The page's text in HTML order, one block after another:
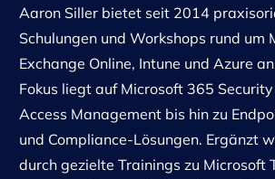
Aaron Siller bietet seit 2014
Schulungen und Workshops rund um
Exchange Online, Intune und Azure
Fokus liegt auf Microsoft 365
Access Management bis hin zu
und Compliance-Lösungen. Ergänzt
durch gezielte Trainings zu Microsoft